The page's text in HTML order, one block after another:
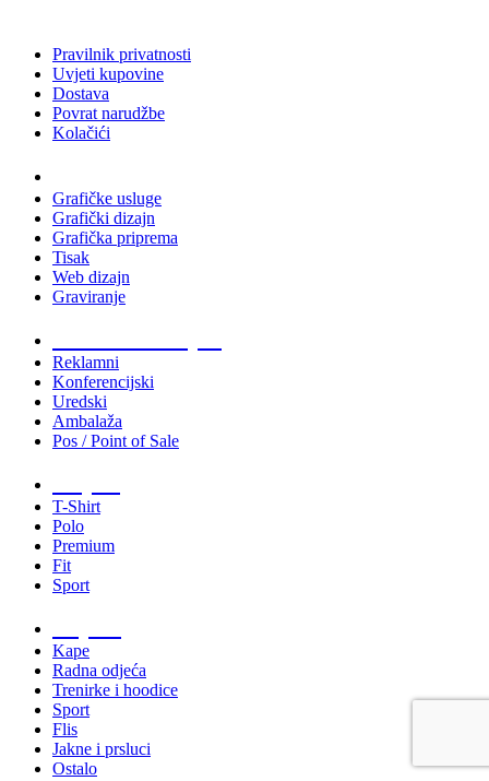
Pravilnik privatnosti
Uvjeti kupovine
Dostava
Povrat narudžbe
Kolačići
Grafičke usluge
Grafički dizajn
Grafička priprema
Tisak
Web dizajn
Graviranje
Reklamni
Konferencijski
Uredski
Ambalaža
Pos / Point of Sale
T-Shirt
Polo
Premium
Fit
Sport
Kape
Radna odjeća
Trenirke i hoodice
Sport
Flis
Jakne i prsluci
Ostalo